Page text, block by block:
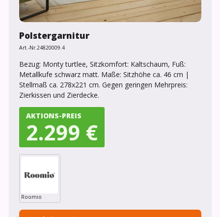
Polstergarnitur
Art.-Nr.24820009.4
Bezug: Monty turtlee, Sitzkomfort: Kaltschaum, Fuß:
Metallkufe schwarz matt. Maße: Sitzhöhe ca. 46 cm |
Stellmaß ca. 278x221 cm. Gegen geringen Mehrpreis:
Zierkissen und Zierdecke.
AKTIONS-PREIS
2.299 €
Roomio